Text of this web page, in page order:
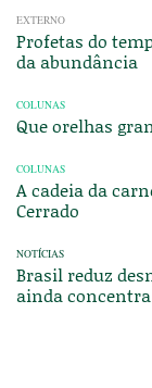
EXTERNO
Profetas do
da abundância
COLUNAS
Que orelhas
COLUNAS
A cadeia da
Cerrado
NOTÍCIAS
Brasil reduz
ainda